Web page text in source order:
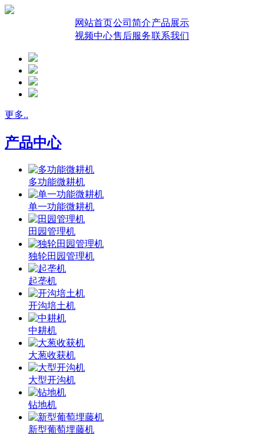
网站首页公司简介产品展示
视频中心售后服务联系我们
更多..
产品中心
多功能微耕机
单一功能微耕机
田园管理机
独轮田园管理机
起垄机
开沟培土机
中耕机
大葱收获机
大型开沟机
钻地机
新型葡萄埋藤机